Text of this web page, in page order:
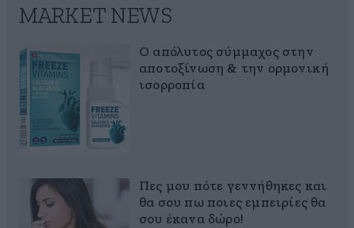
MARKET NEWS
Ο απόλυτος σύμμαχος στην
αποτοξίνωση & την ορμονική
ισορροπία
Πες μου πότε γεννήθηκες και
θα σου πω ποιες εμπειρίες θα
σου έκανα δώρο!